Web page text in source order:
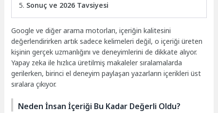
Sonuç ve 2026 Tavsiyesi
Google ve diğer arama motorları, içeriğin kalitesini
değerlendirirken artık sadece kelimeleri değil, o içeriği üreten
kişinin gerçek uzmanlığını ve deneyimlerini de dikkate alıyor.
Yapay zeka ile hızlıca üretilmiş makaleler sıralamalarda
gerilerken, birinci el deneyim paylaşan yazarların içerikleri üst
sıralara çıkıyor.
Neden İnsan İçeriği Bu Kadar Değerli Oldu?